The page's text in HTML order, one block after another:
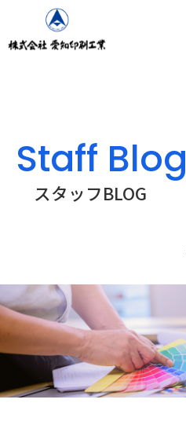
Staff Blog
スタッフBLOG